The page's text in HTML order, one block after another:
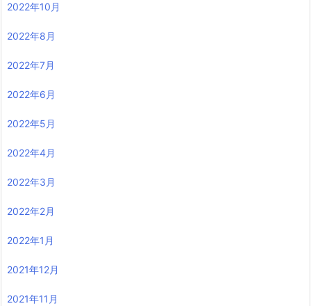
2022年10月
2022年8月
2022年7月
2022年6月
2022年5月
2022年4月
2022年3月
2022年2月
2022年1月
2021年12月
2021年11月